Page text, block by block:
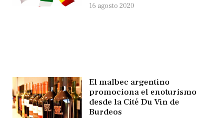
16 agosto 2020
El malbec argentino
promociona el enoturismo
desde la Cité Du Vin de
Burdeos